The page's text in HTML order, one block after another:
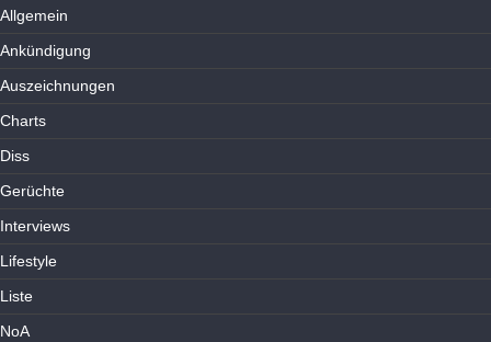
Allgemein
Ankündigung
Auszeichnungen
Charts
Diss
Gerüchte
Interviews
Lifestyle
Liste
NoA